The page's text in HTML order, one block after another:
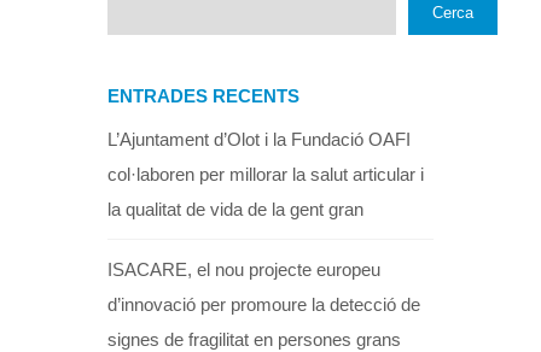
Cerca
ENTRADES RECENTS
L’Ajuntament d’Olot i la Fundació OAFI
col·laboren per millorar la salut articular i
la qualitat de vida de la gent gran
ISACARE, el nou projecte europeu
d’innovació per promoure la detecció de
signes de fragilitat en persones grans